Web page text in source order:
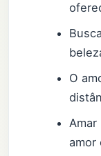
O
amor